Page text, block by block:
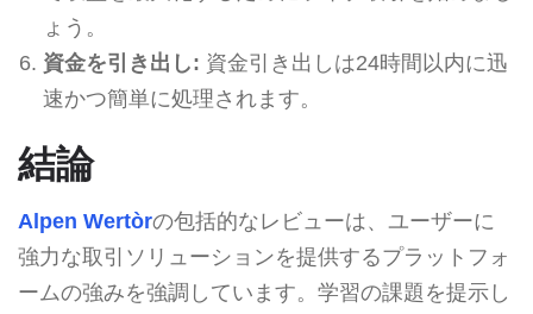
ょう。
資金を引き出し: 資金引き出しは24時間以内に迅
速かつ簡単に処理されます。
結論
Alpen Wertòrの包括的なレビューは、ユーザーに
強力な取引ソリューションを提供するプラットフォ
ームの強みを強調しています。学習の課題を提示し